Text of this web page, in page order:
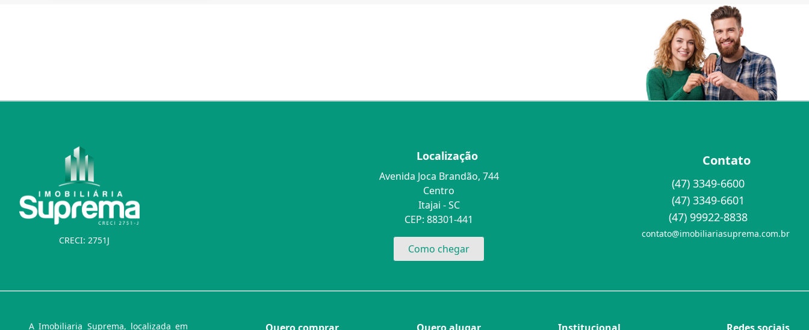
CRECI: 2751J
Localização
Avenida Joca Brandão, 744
Centro
Itajai - SC
CEP: 88301-441
Como chegar
Contato
(47) 3349-6600
(47) 3349-6601
(47) 99922-8838
contato@imobiliariasuprema.com.br
A Imobiliaria Suprema, localizada em